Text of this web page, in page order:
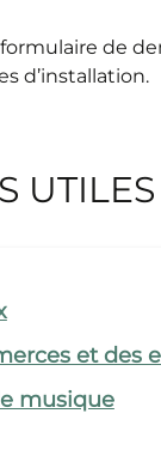
de
d’installation.
UTILES
et des
musique